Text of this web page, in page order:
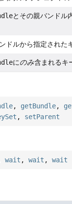
とその親バンドル
ドルから指定された
にのみ含まれるキ
, getBundle,
, setParent
wait ,wait ,wait